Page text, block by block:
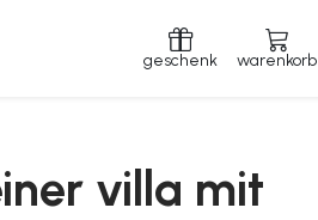
geschenk warenkorb
villa mit